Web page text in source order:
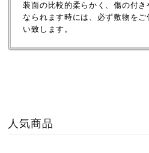
装面の比較的柔らかく、傷の付
なられます時には、必ず敷物を
い致します。
人気商品